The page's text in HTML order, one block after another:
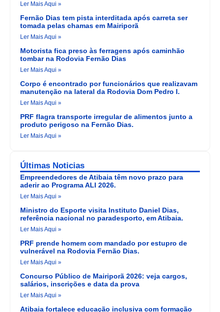
Ler Mais Aqui »
Fernão Dias tem pista interditada após carreta ser
tomada pelas chamas em Mairiporã
Ler Mais Aqui »
Motorista fica preso às ferragens após caminhão
tombar na Rodovia Fernão Dias
Ler Mais Aqui »
Corpo é encontrado por funcionários que realizavam
manutenção na lateral da Rodovia Dom Pedro I.
Ler Mais Aqui »
PRF flagra transporte irregular de alimentos junto a
produto perigoso na Fernão Dias.
Ler Mais Aqui »
Últimas Noticias
Empreendedores de Atibaia têm novo prazo para
aderir ao Programa ALI 2026.
Ler Mais Aqui »
Ministro do Esporte visita Instituto Daniel Dias,
referência nacional no paradesporto, em Atibaia.
Ler Mais Aqui »
PRF prende homem com mandado por estupro de
vulnerável na Rodovia Fernão Dias.
Ler Mais Aqui »
Concurso Público de Mairiporã 2026: veja cargos,
salários, inscrições e data da prova
Ler Mais Aqui »
Atibaia fortalece educação inclusiva com formação